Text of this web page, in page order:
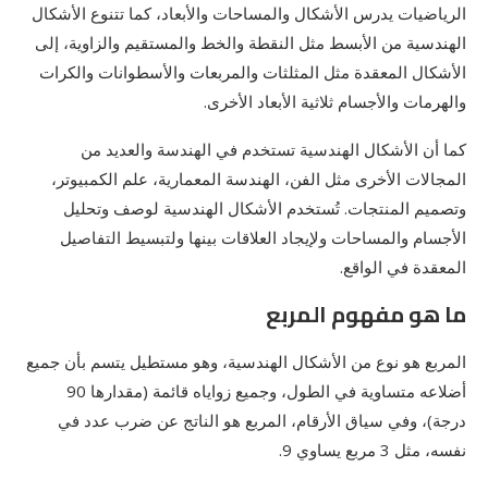
الرياضيات يدرس الأشكال والمساحات والأبعاد، كما تتنوع الأشكال
الهندسية من الأبسط مثل النقطة والخط والمستقيم والزاوية، إلى
الأشكال المعقدة مثل المثلثات والمربعات والأسطوانات والكرات
والهرمات والأجسام ثلاثية الأبعاد الأخرى.
كما أن الأشكال الهندسية تستخدم في الهندسة والعديد من
المجالات الأخرى مثل الفن، الهندسة المعمارية، علم الكمبيوتر،
وتصميم المنتجات. تُستخدم الأشكال الهندسية لوصف وتحليل
الأجسام والمساحات ولإيجاد العلاقات بينها ولتبسيط التفاصيل
المعقدة في الواقع.
ما هو مفهوم المربع
المربع هو نوع من الأشكال الهندسية، وهو مستطيل يتسم بأن جميع
أضلاعه متساوية في الطول، وجميع زواياه قائمة (مقدارها 90
درجة)، وفي سياق الأرقام، المربع هو الناتج عن ضرب عدد في
نفسه، مثل 3 مربع يساوي 9.